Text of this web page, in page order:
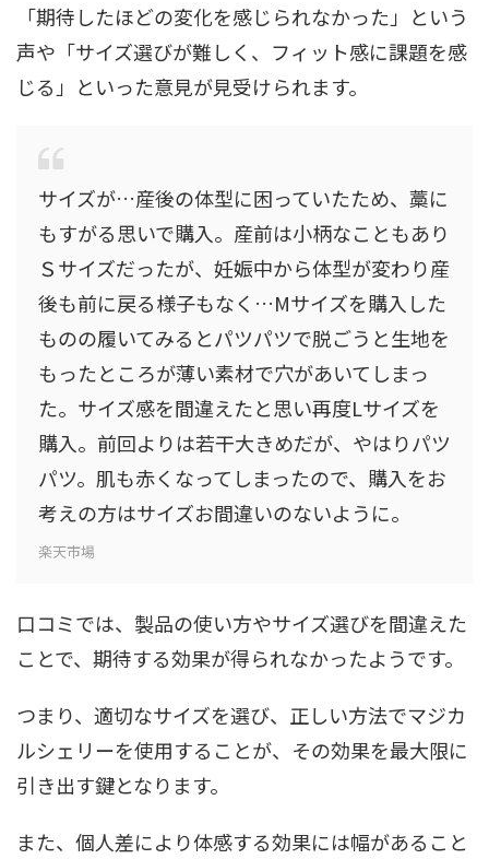
「期待したほどの変化を感じられなかった」という
声や「サイズ選びが難しく、フィット感に課題を感
じる」といった意見が見受けられます。
サイズが…産後の体型に困っていたため、藁に
もすがる思いで購入。産前は小柄なこともあり
Ｓサイズだったが、妊娠中から体型が変わり産
後も前に戻る様子もなく…Mサイズを購入した
ものの履いてみるとパツパツで脱ごうと生地を
もったところが薄い素材で穴があいてしまっ
た。サイズ感を間違えたと思い再度Lサイズを
購入。前回よりは若干大きめだが、やはりパツ
パツ。肌も赤くなってしまったので、購入をお
考えの方はサイズお間違いのないように。
楽天市場
口コミでは、製品の使い方やサイズ選びを間違えた
ことで、期待する効果が得られなかったようです。
つまり、適切なサイズを選び、正しい方法でマジカ
ルシェリーを使用することが、その効果を最大限に
引き出す鍵となります。
また、個人差により体感する効果には幅があること